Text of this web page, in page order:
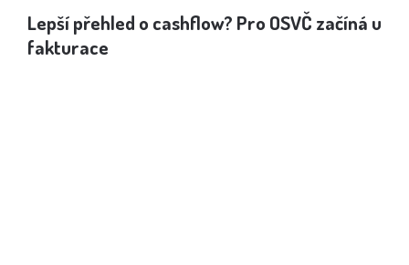
Lepší přehled o cashflow? Pro OSVČ začíná u
fakturace